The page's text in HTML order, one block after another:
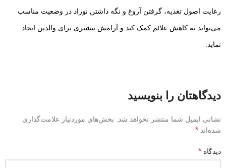
رعایت اصول تغذیه، گرفتن آروغ و نگه داشتن نوزاد در وضعیت مناسب
می‌تواند به کاهش علائم کمک کند و آرامش بیشتری برای والدین ایجاد
نماید.
دیدگاهتان را بنویسید
نشانی ایمیل شما منتشر نخواهد شد. بخش‌های موردنیاز علامت‌گذاری
شده‌اند *
دیدگاه *